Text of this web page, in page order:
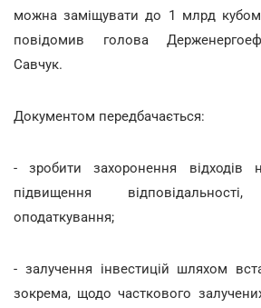
можна заміщувати до 1 млрд
повідомив голова
Савчук.
Документом передбачається:
- зробити захоронення відходів
підвищення
оподаткування;
- залучення інвестицій шляхом
зокрема, щодо часткового